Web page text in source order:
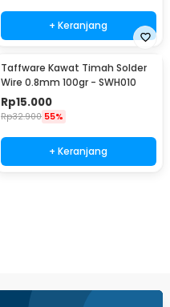
+ Keranjang
Taffware Kawat Timah Solder
Wire 0.8mm 100gr - SWH010
Rp15.000
Rp32.900 55%
+ Keranjang